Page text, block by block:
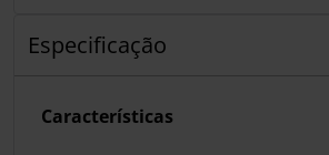
Especificação
Características